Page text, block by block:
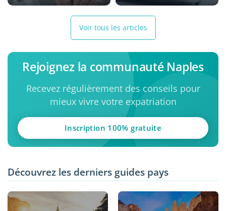
Voir tous les articles
Rejoignez la communauté Naples
Recevez régulièrement des conseils pour
mieux vivre votre expatriation
Inscription 100% gratuite
Découvrez les derniers guides pays